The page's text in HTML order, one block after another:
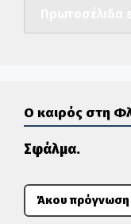
Ο καιρός στη
Σφάλμα.
Άκου πρόγνωση